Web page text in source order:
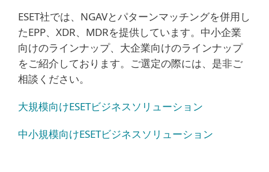
ESET社では、NGAVとパターンマッチングを併用し
たEPP、XDR、MDRを提供しています。中小企業
向けのラインナップ、大企業向けのラインナップ
をご紹介しております。ご選定の際には、是非ご
相談ください。
大規模向けESETビジネスソリューション
中小規模向けESETビジネスソリューション